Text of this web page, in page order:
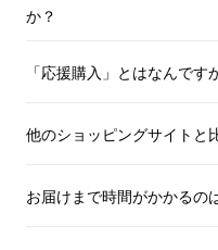
か？
「応援購入」とはなんです
他のショッピングサイトと
お届けまで時間がかかるの